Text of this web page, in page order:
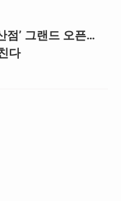
점’ 그랜드 오픈…
다